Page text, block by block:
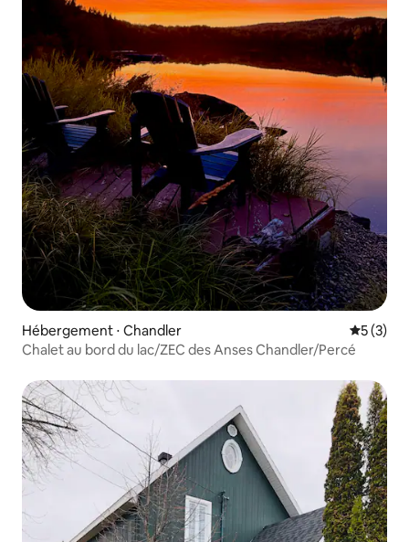
Hébergement ⋅ Chandler
5 (3)
Chalet au bord du lac/ZEC des Anses Chandler/Percé